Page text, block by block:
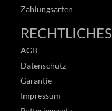
Zahlungsarten
RECHTLICHES
AGB
Datenschutz
Garantie
Impressum